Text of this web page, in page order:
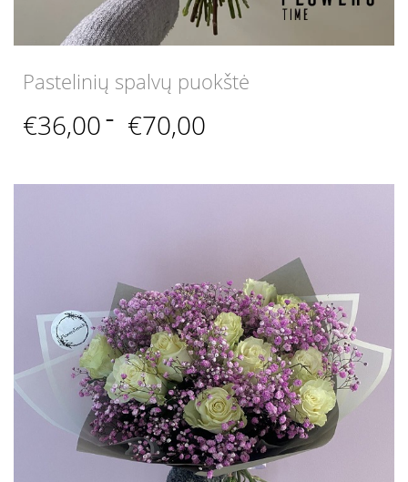
Pastelinių spalvų puokštė
€36,00 – €70,00
through